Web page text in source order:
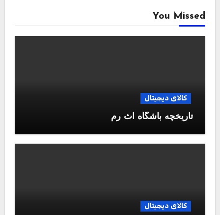
You Missed
کالای دیجیتال
تاریخچه باشگاه آث رم
کالای دیجیتال